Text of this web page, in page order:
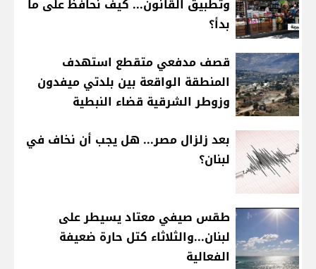
وتطبيق القانون... كيف نحافظ على ما
بدأ؟
قصف مدفعي متقطع استهدف
المنطقة الواقعة بين بلدتي ميفدون
وزوطر الشرقية قضاء النبطية
بعد زلزال مصر... هل يجب أن نخاف في
لبنان؟
طقس صيفي معتاد يسيطر على
لبنان...والثلاثاء كتل حارة ضعيفة
الفعالية